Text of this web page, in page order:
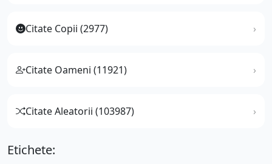
Citate Copii (2977)
Citate Oameni (11921)
Citate Aleatorii (103987)
Etichete: